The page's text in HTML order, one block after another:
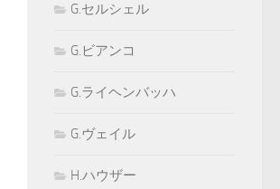
G.セルシェル
G.ビアンコ
G.ライヘンバッハ
G.ヴェイル
H.ハウザー